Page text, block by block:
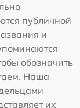
публичной
и
обозначить
Наша
их